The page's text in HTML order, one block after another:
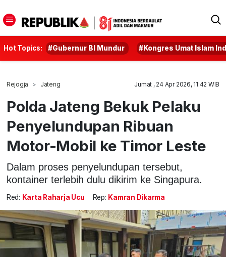
Hot Topics: #Gubernur BI Mundur #Kongres Umat Islam
Rejogja Jateng Jumat , 24 Apr 2026, 11:42 WIB
Polda Jateng Bekuk Pelaku
Penyelundupan Ribuan
Motor-Mobil ke Timor Leste
Dalam proses penyelundupan tersebut,
kontainer terlebih dulu dikirim ke Singapura.
Red: Karta Raharja Ucu Rep: Kamran Dikarma